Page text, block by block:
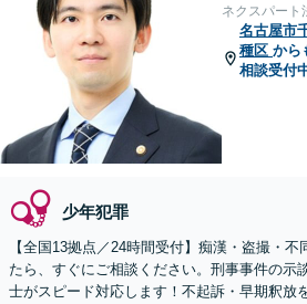
ネクスパート
名古屋市
種区 から
相談受付
少年犯罪
【全国13拠点／24時間受付】痴漢・盗撮・
たら、すぐにご相談ください。刑事事件の示
士がスピード対応します！不起訴・早期釈放